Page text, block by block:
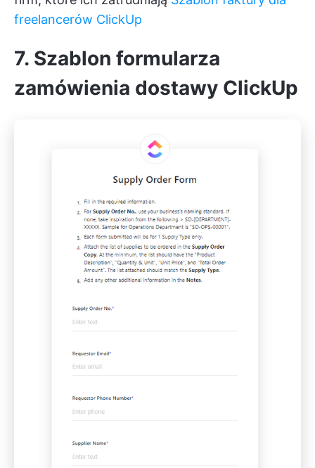
freelancerów ClickUp
7. Szablon formularza
zamówienia dostawy ClickUp